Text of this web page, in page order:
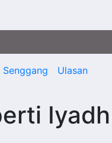
Senggang Ulasan